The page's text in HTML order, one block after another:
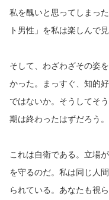
私を醜いと思ってしまっ
ト男性」を私は楽しんで見
そして、わざわざその姿
かった。まっすぐ、知的
ではないか。そうしてそ
期は終わったはずだろう。
これは自衛である。立場
を守るのだ。私は同じ人
られている。あなたも視